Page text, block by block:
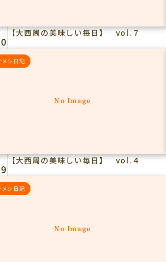
【大西周の美味しい毎日】 vol.７
No Image
メシ日記
【大西周の美味しい毎日】 vol.４
No Image
メシ日記